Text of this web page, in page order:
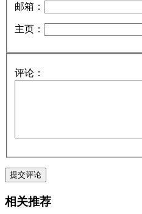
邮箱：
主页：
评论：
相关推荐